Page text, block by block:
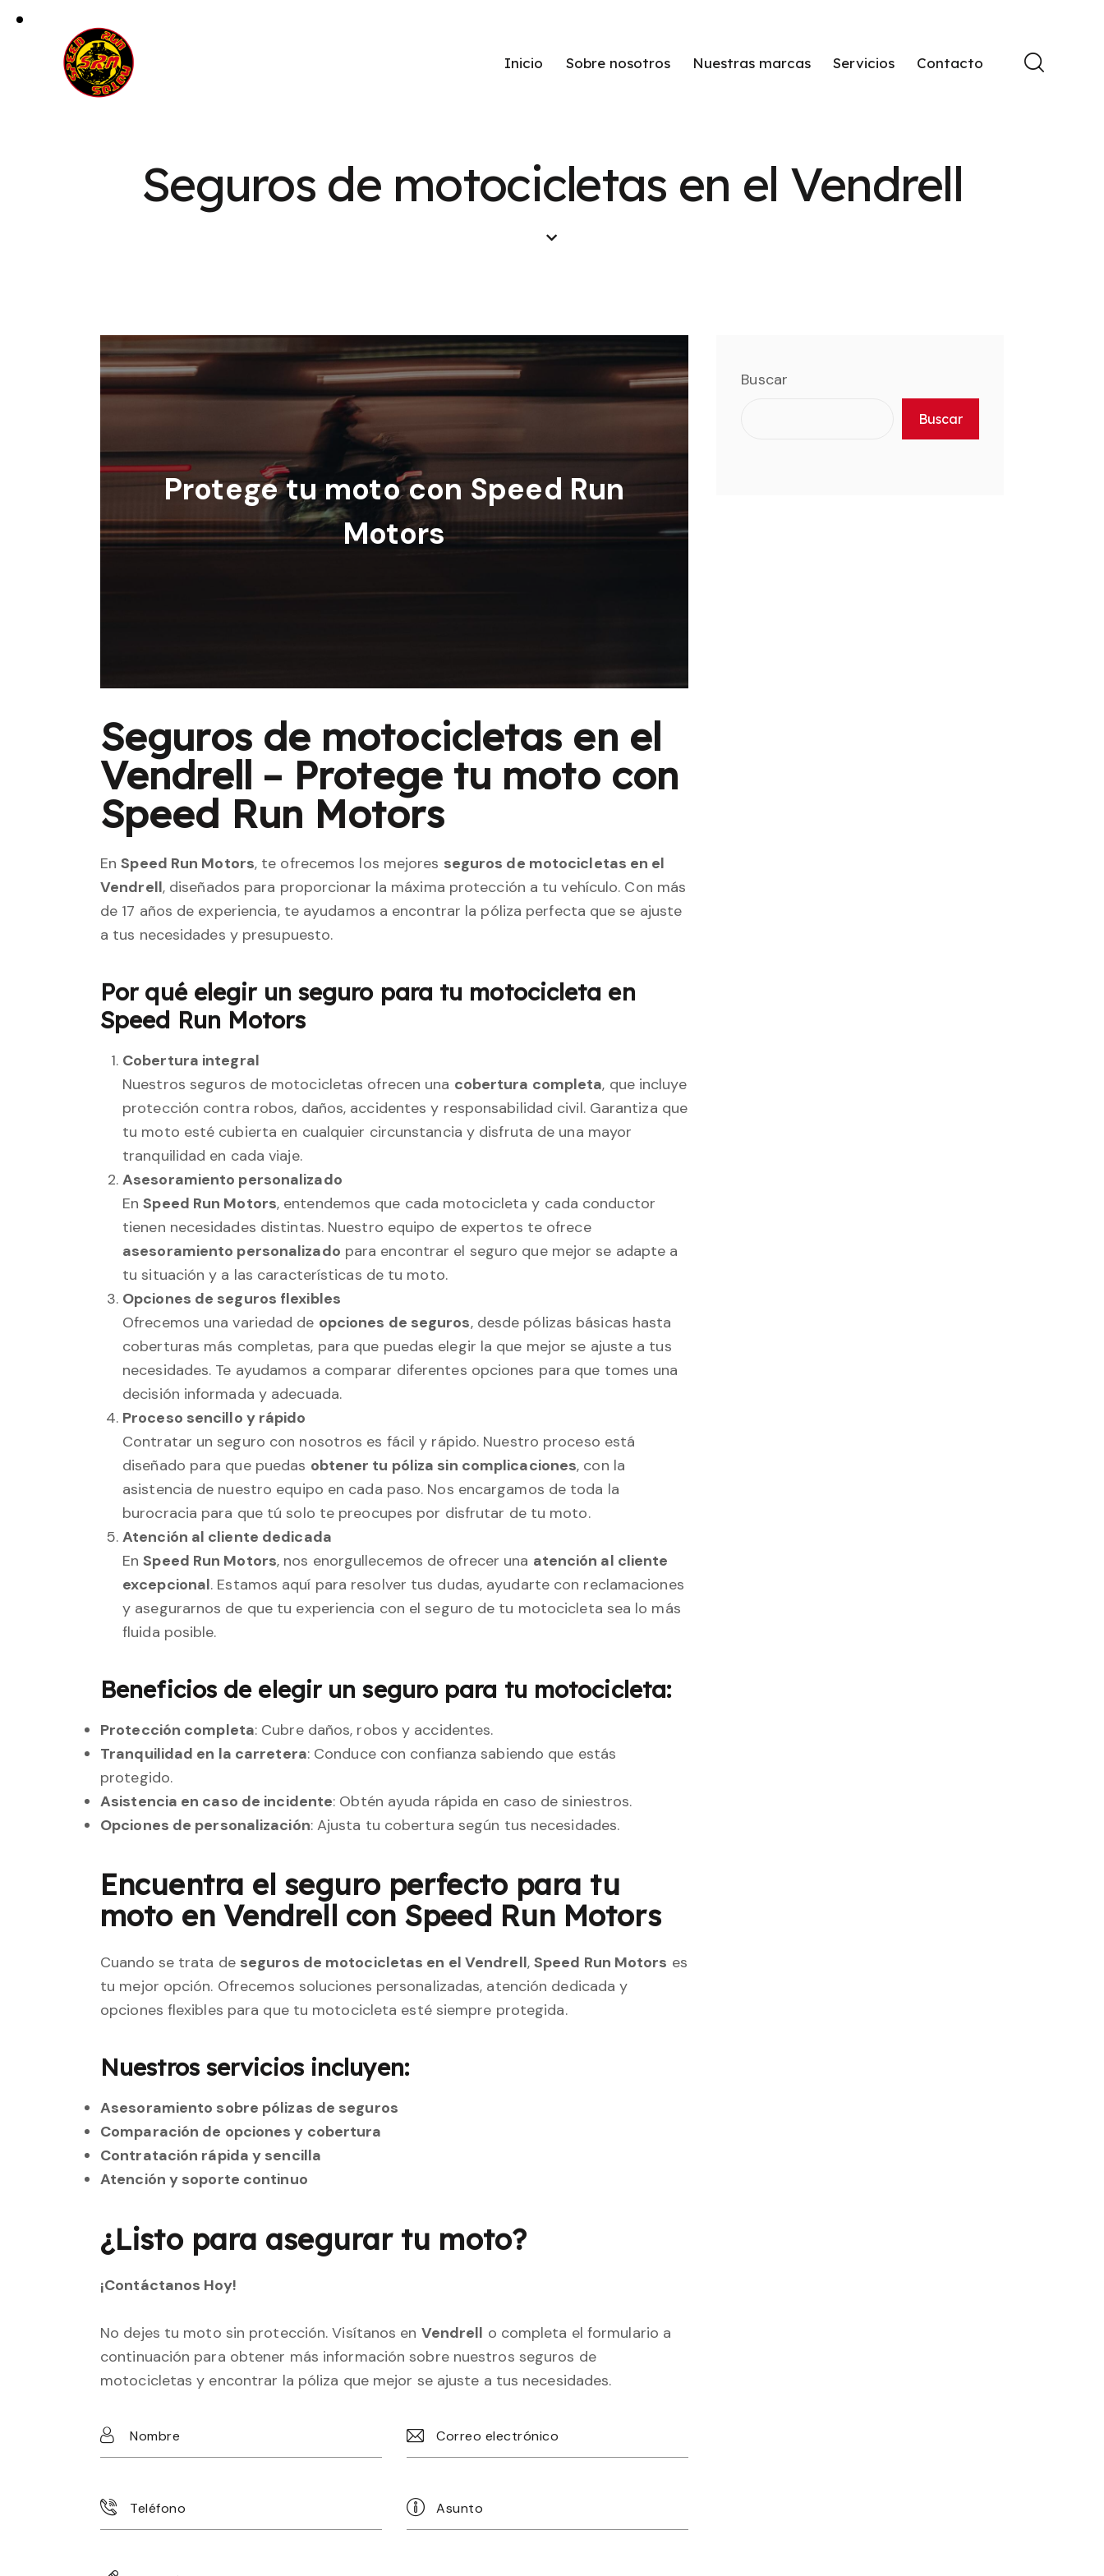
Inicio Sobre nosotros Nuestras marcas Servicios Contacto
Seguros de motocicletas en el Vendrell
Protege tu moto con Speed Run
Motors
Seguros de motocicletas en el
Vendrell – Protege tu moto con
Speed Run Motors
EnSpeed Run Motors, te ofrecemos los mejores seguros de motocicletas en el
Vendrell, diseñados para proporcionar la máxima protección a tu vehículo. Con más
de 17 años de experiencia, te ayudamos a encontrar la póliza perfecta que se ajuste
a tus necesidades y presupuesto.
Por qué elegir un seguro para tu motocicleta en
Speed Run Motors
Cobertura integral
Nuestros seguros de motocicletas ofrecen una cobertura completa, que incluye
protección contra robos, daños, accidentes y responsabilidad civil. Garantiza que
tu moto esté cubierta en cualquier circunstancia y disfruta de una mayor
tranquilidad en cada viaje.
Asesoramiento personalizado
EnSpeed Run Motors, entendemos que cada motocicleta y cada conductor
tienen necesidades distintas. Nuestro equipo de expertos te ofrece
asesoramiento personalizado para encontrar el seguro que mejor se adapte a
tu situación y a las características de tu moto.
Opciones de seguros flexibles
Ofrecemos una variedad de opciones de seguros, desde pólizas básicas hasta
coberturas más completas, para que puedas elegir la que mejor se ajuste a tus
necesidades. Te ayudamos a comparar diferentes opciones para que tomes una
decisión informada y adecuada.
Proceso sencillo y rápido
Contratar un seguro con nosotros es fácil y rápido. Nuestro proceso está
diseñado para que puedas obtener tu póliza sin complicaciones, con la
asistencia de nuestro equipo en cada paso. Nos encargamos de toda la
burocracia para que tú solo te preocupes por disfrutar de tu moto.
Atención al cliente dedicada
EnSpeed Run Motors, nos enorgullecemos de ofrecer una atención al cliente
excepcional. Estamos aquí para resolver tus dudas, ayudarte con reclamaciones
y asegurarnos de que tu experiencia con el seguro de tu motocicleta sea lo más
fluida posible.
Beneficios de elegir un seguro para tu motocicleta:
Protección completa: Cubre daños, robos y accidentes.
Tranquilidad en la carretera: Conduce con confianza sabiendo que estás
protegido.
Asistencia en caso de incidente: Obtén ayuda rápida en caso de siniestros.
Opciones de personalización: Ajusta tu cobertura según tus necesidades.
Encuentra el seguro perfecto para tu
moto en Vendrell con Speed Run Motors
Cuando se trata de seguros de motocicletas en el Vendrell, Speed Run Motors es
tu mejor opción. Ofrecemos soluciones personalizadas, atención dedicada y
opciones flexibles para que tu motocicleta esté siempre protegida.
Nuestros servicios incluyen:
Asesoramiento sobre pólizas de seguros
Comparación de opciones y cobertura
Contratación rápida y sencilla
Atención y soporte continuo
¿Listo para asegurar tu moto?
¡Contáctanos Hoy!
No dejes tu moto sin protección. Visítanos en Vendrell o completa el formulario a
continuación para obtener más información sobre nuestros seguros de
motocicletas y encontrar la póliza que mejor se ajuste a tus necesidades.
Buscar
Buscar